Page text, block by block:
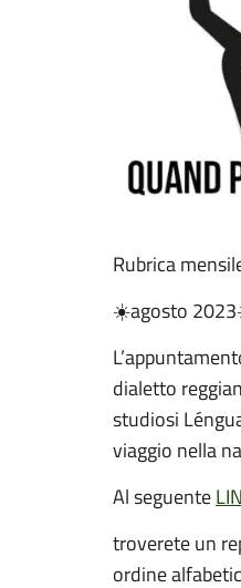
Rubrica
☀️agosto
dialetto
studiosi
viaggio nella
Al seguente
troverete un
ordine